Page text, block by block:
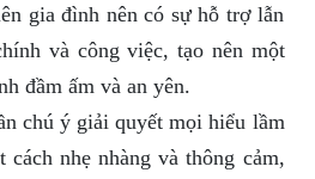
gia đình nên có sự hỗ trợ lẫn
và công việc, tạo nên một
đầm ấm và an yên.
chú ý giải quyết mọi hiểu lầm
cách nhẹ nhàng và thông cảm,